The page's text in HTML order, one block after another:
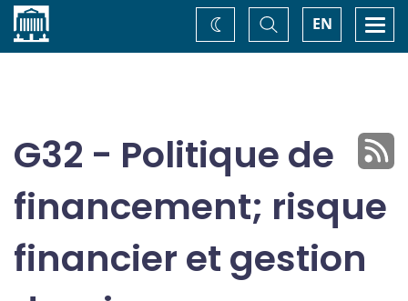
Accueil EN
Basculer
la
recherche
Changez
de
G32 - Politique de
financement; risque
financier et gestion